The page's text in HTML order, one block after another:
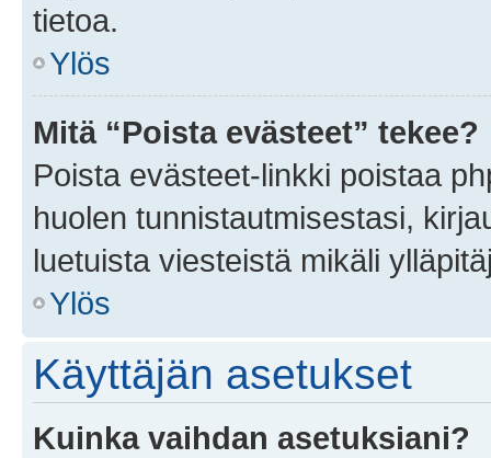
tietoa.
Ylös
Mitä “Poista evästeet” tekee?
Poista evästeet-linkki poistaa
huolen tunnistautmisestasi,
luetuista viesteistä mikäli
Ylös
Käyttäjän asetukset
Kuinka vaihdan asetuksiani?